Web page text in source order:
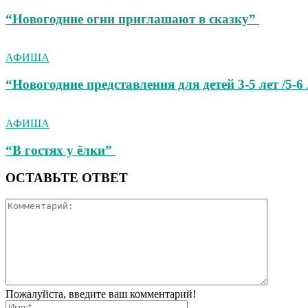
“Новогодние огни приглашают в сказку”
АФИША
“Новогодние представления для детей 3-5 лет /5-
АФИША
“В гостях у ёлки”
ОСТАВЬТЕ ОТВЕТ
Пожалуйста, введите ваш комментарий!